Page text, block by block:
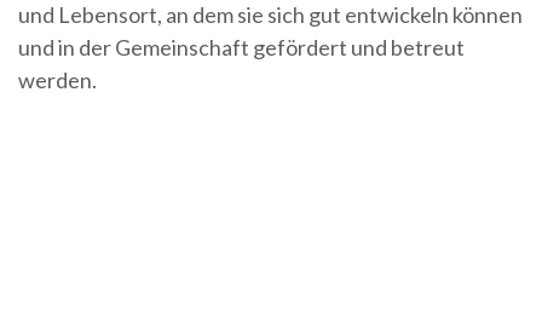
und Lebensort, an dem sie sich gut entwickeln können
und in der Gemeinschaft gefördert und betreut
werden.